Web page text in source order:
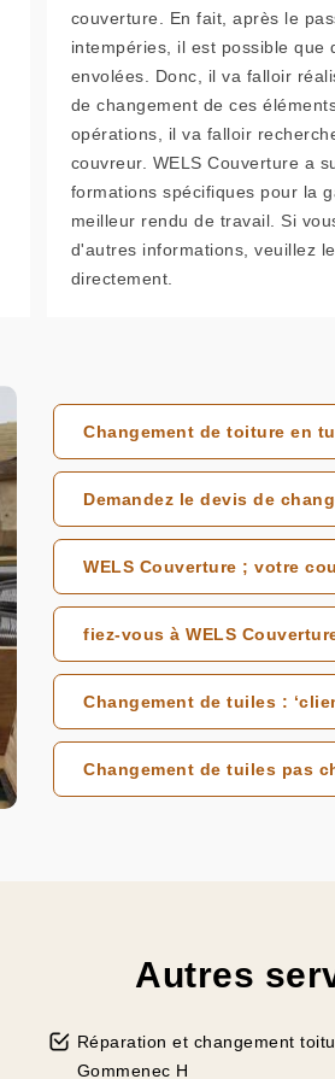
couverture. En fait, après le
intempéries, il est possible que
envolées. Donc, il va falloir
de changement de ces
opérations, il va falloir
couvreur. WELS Couverture a
formations spécifiques pour la
meilleur rendu de travail. Si
d'autres informations, veuillez
directement.
Changement de toiture en
Demandez le devis de
WELS Couverture ; votre
fiez-vous à WELS
Changement de tuiles :
Changement de tuiles pas
Autres
Réparation et changement
Gommenec H